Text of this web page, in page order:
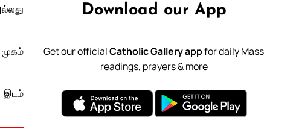
இடம்
Download our App
Get our officialCatholic Gallery appfor daily Mass
readings, prayers & more